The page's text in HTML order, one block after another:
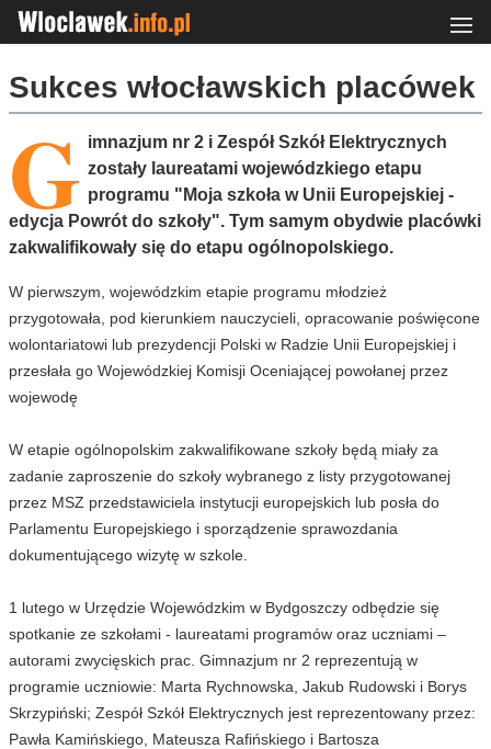
Sukces włocławskich placówek
G imnazjum nr 2 i Zespół Szkół Elektrycznych
zostały laureatami wojewódzkiego etapu
programu "Moja szkoła w Unii Europejskiej -
edycja Powrót do szkoły". Tym samym obydwie placówki
zakwalifikowały się do etapu ogólnopolskiego.
W pierwszym, wojewódzkim etapie programu młodzież
przygotowała, pod kierunkiem nauczycieli, opracowanie poświęcone
wolontariatowi lub prezydencji Polski w Radzie Unii Europejskiej i
przesłała go Wojewódzkiej Komisji Oceniającej powołanej przez
wojewodę
W etapie ogólnopolskim zakwalifikowane szkoły będą miały za
zadanie zaproszenie do szkoły wybranego z listy przygotowanej
przez MSZ przedstawiciela instytucji europejskich lub posła do
Parlamentu Europejskiego i sporządzenie sprawozdania
dokumentującego wizytę w szkole.
1 lutego w Urzędzie Wojewódzkim w Bydgoszczy odbędzie się
spotkanie ze szkołami - laureatami programów oraz uczniami –
autorami zwycięskich prac. Gimnazjum nr 2 reprezentują w
programie uczniowie: Marta Rychnowska, Jakub Rudowski i Borys
Skrzypiński; Zespół Szkół Elektrycznych jest reprezentowany przez:
Pawła Kamińskiego, Mateusza Rafińskiego i Bartosza